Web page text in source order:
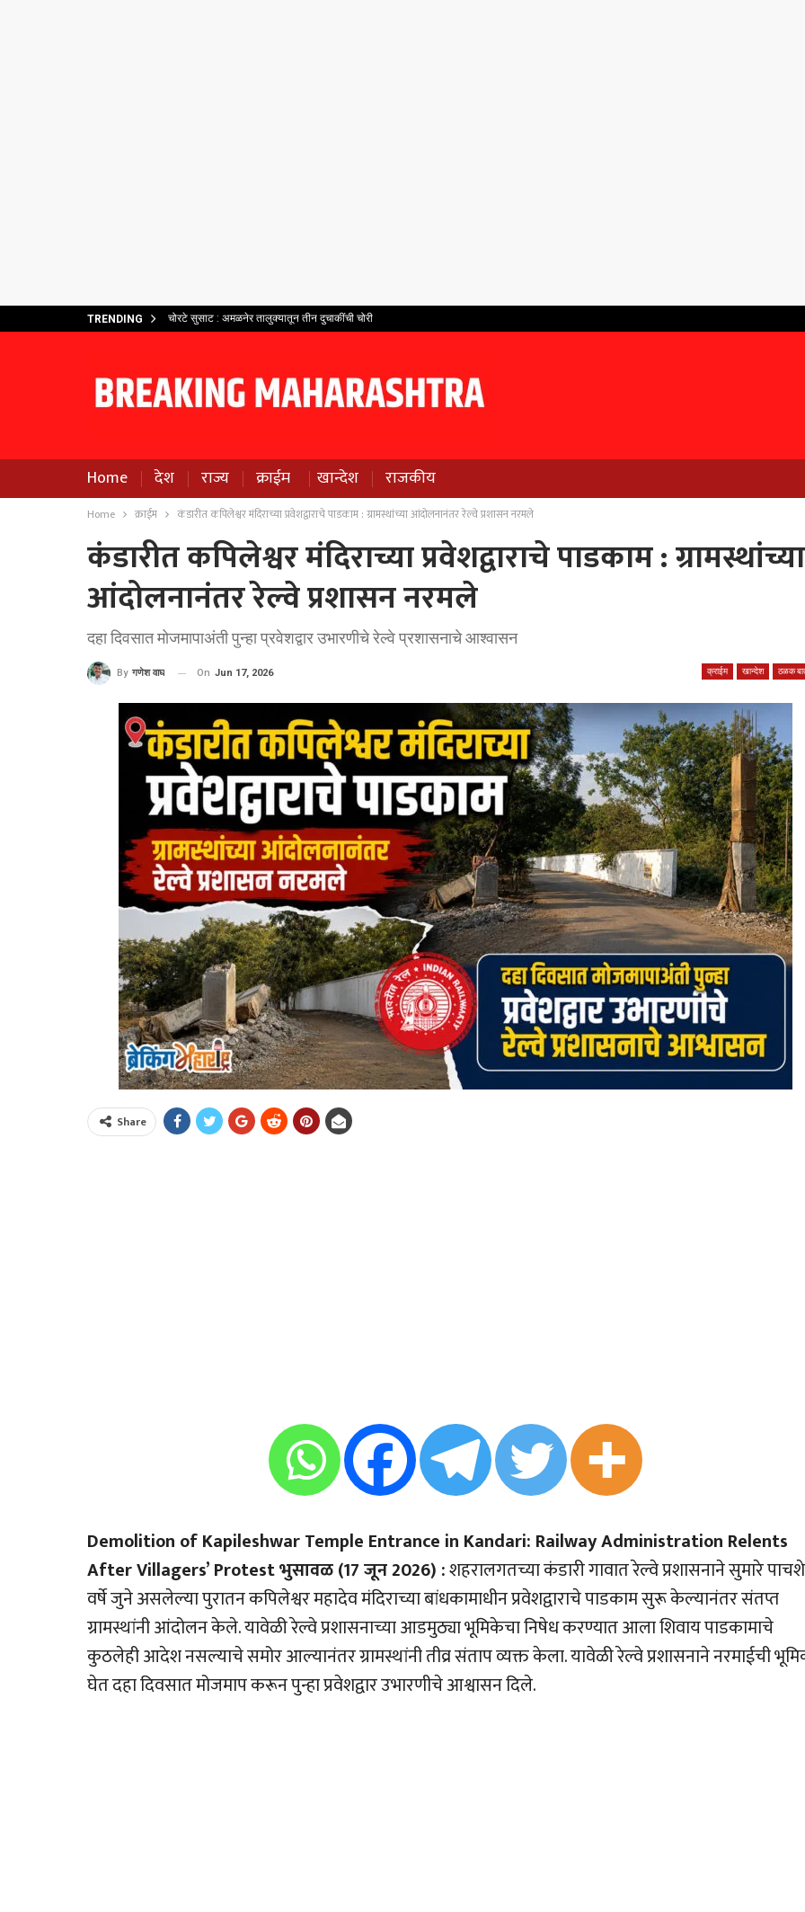
TRENDING चोरटे सुसाट : अमळनेर तालुक्यातून तीन दुचाकींची चोरी
Home देश राज्य क्राईम खान्देश राजकीय
Home क्राईम कंडारीत कपिलेश्वर मंदिराच्या प्रवेशद्वाराचे पाडकाम : ग्रामस्थांच्या आंदोलनानंतर रेल्वे प्रशासन नरमले
कंडारीत कपिलेश्वर मंदिराच्या प्रवेशद्वाराचे पाडकाम : ग्रामस्थांच्या
आंदोलनानंतर रेल्वे प्रशासन नरमले
दहा दिवसात मोजमापाअंती पुन्हा प्रवेशद्वार उभारणीचे रेल्वे प्रशासनाचे आश्वासन
क्राईम खान्देश ठळक
By गणेश वाघ On Jun 17, 2026
Share
Demolition of Kapileshwar Temple Entrance in Kandari: Railway Administration Relents
After Villagers’ Protest भुसावळ (17 जून 2026) :शहरालगतच्या कंडारी गावात रेल्वे प्रशासनाने सुमारे पाचशे
वर्षे जुने असलेल्या पुरातन कपिलेश्वर महादेव मंदिराच्या बांधकामाधीन प्रवेशद्वाराचे पाडकाम सुरू केल्यानंतर संतप्त
ग्रामस्थांनी आंदोलन केले. यावेळी रेल्वे प्रशासनाच्या आडमुठ्या भूमिकेचा निषेध करण्यात आला शिवाय पाडकामाचे
कुठलेही आदेश नसल्याचे समोर आल्यानंतर ग्रामस्थांनी तीव्र संताप व्यक्त केला. यावेळी रेल्वे प्रशासनाने नरमाईची
घेत दहा दिवसात मोजमाप करून पुन्हा प्रवेशद्वार उभारणीचे आश्वासन दिले.